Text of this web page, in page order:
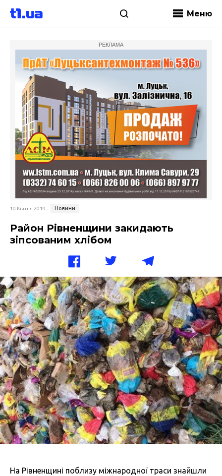
Меню
РЕКЛАМА
10 Квітня 2019 Новини
Район Рівненщини закидають
зіпсованим хлібом
На Рівненщині поблизу міжнародної траси знайшли